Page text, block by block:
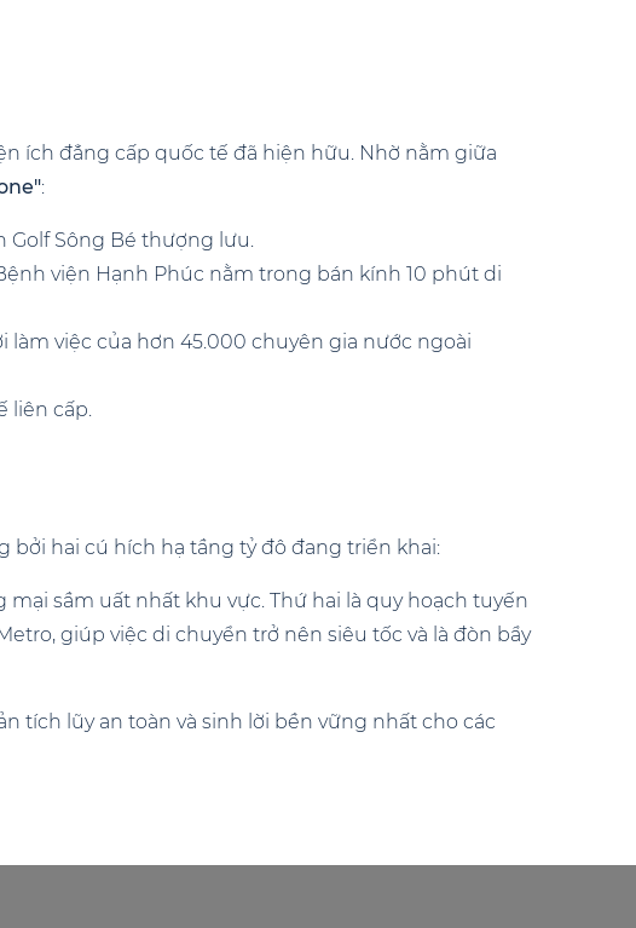
ích đẳng cấp quốc tế đã hiện hữu. Nhờ nằm giữa
:
Golf Sông Bé thượng lưu.
viện Hạnh Phúc nằm trong bán kính 10 phút di
làm việc của hơn 45.000 chuyên gia nước ngoài
liên cấp.
bởi hai cú hích hạ tầng tỷ đô đang triển khai:
sầm uất nhất khu vực. Thứ hai là quy hoạch tuyến
giúp việc di chuyển trở nên siêu tốc và là đòn bẩy
tích lũy an toàn và sinh lời bền vững nhất cho các